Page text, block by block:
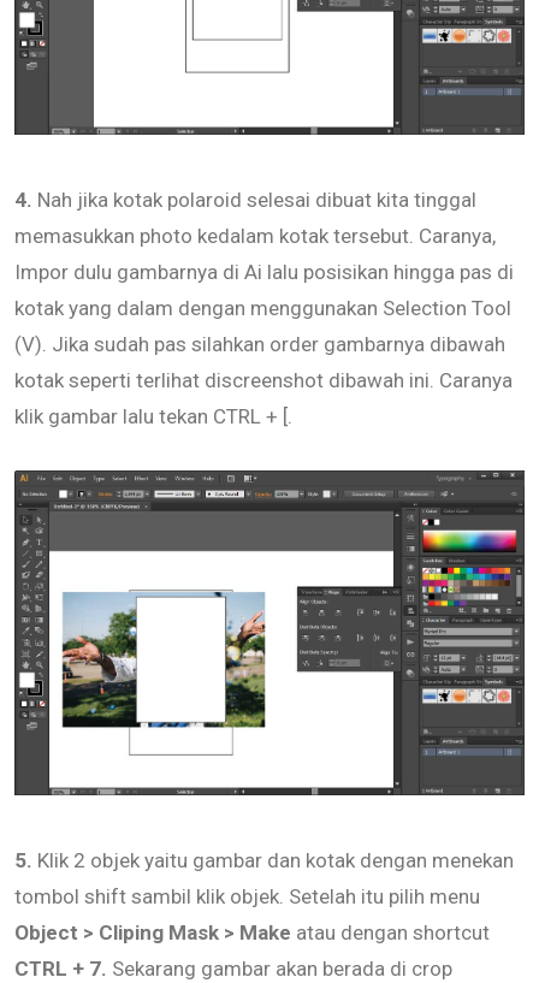
4. Nah jika kotak polaroid selesai dibuat kita tinggal
memasukkan photo kedalam kotak tersebut. Caranya,
Impor dulu gambarnya di Ai lalu posisikan hingga pas di
kotak yang dalam dengan menggunakan Selection Tool
(V). Jika sudah pas silahkan order gambarnya dibawah
kotak seperti terlihat discreenshot dibawah ini. Caranya
klik gambar lalu tekan CTRL + [.
5. Klik 2 objek yaitu gambar dan kotak dengan menekan
tombol shift sambil klik objek. Setelah itu pilih menu
Object > Cliping Mask > Make atau dengan shortcut
CTRL + 7. Sekarang gambar akan berada di crop